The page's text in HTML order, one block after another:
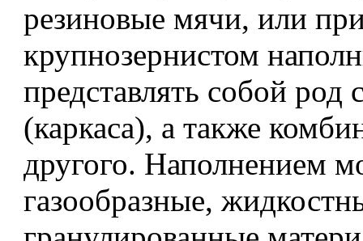
резиновые мячи, или
крупнозернистом
представлять собой род
(каркаса), а также
другого. Наполнением
газообразные,